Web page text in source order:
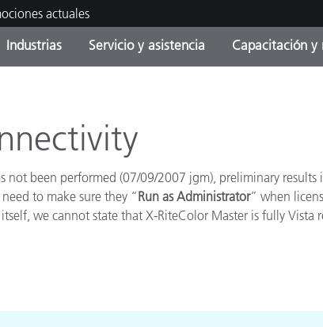
actuales
de Producto
Online Store
Industrias
Productos Envasados
Servicio y asistencia Capacitación y
Center
Top Descargas
been performed (07/09/2007 jgm), preliminary
to make sure they “Run as Administrator” when
we cannot state that X-RiteColor Master is fully